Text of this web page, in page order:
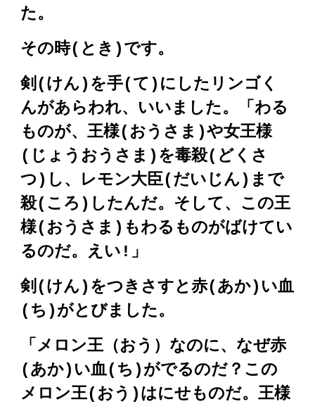
た。
その時(とき)です。
剣(けん)を手(て)にしたリンゴく
んがあらわれ、いいました。「わる
ものが、王様(おうさま)や女王様
(じょうおうさま)を毒殺(どくさ
つ)し、レモン大臣(だいじん)まで
殺(ころ)したんだ。そして、この王
様(おうさま)もわるものがばけてい
るのだ。えい!」
剣(けん)をつきさすと赤(あか)い血
(ち)がとびました。
「メロン王（おう）なのに、なぜ赤
(あか)い血(ち)がでるのだ？この
メロン王(おう)はにせものだ。王様